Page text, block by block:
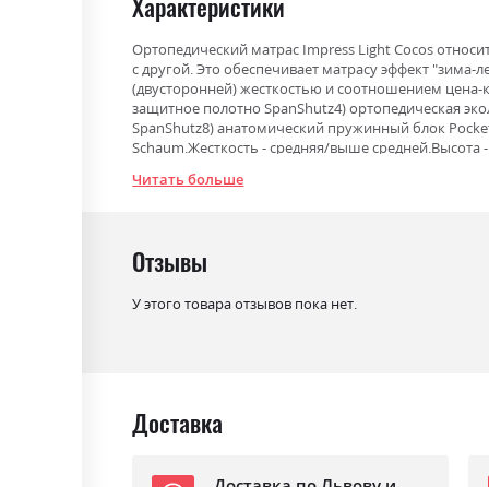
Ортопедический матрас Impress Light Сocos
с другой. Это обеспечивает матрасу эффект
(двусторонней) жесткостью и соотношением цена-
защитное полотно SpanShutz4) ортопедическая
SpanShutz8) анатомический пружинный блок
Schaum.Жесткость - средняя/выше средней.Высота
Эффект зима/лето
Нагрузка на одно спальное
150
Читать больше
Отзывы
У этого товара отзывов пока нет.
Доставка